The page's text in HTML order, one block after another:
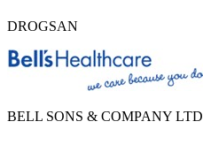
DROGSAN
BELL SONS & COMPANY LTD